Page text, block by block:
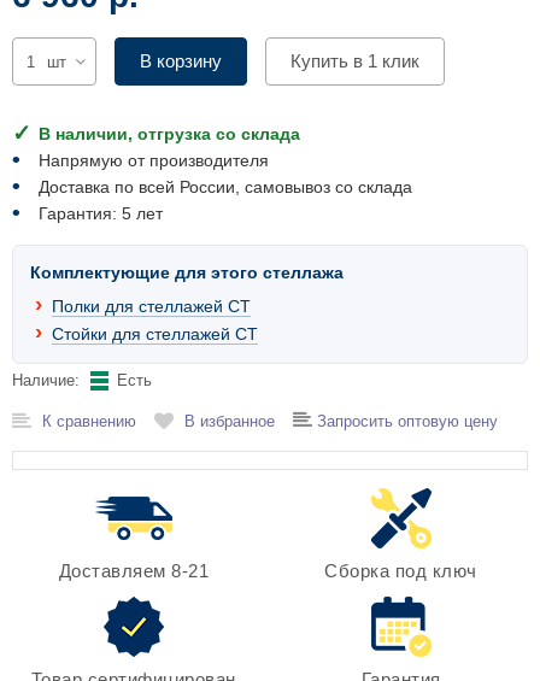
шт В корзину Купить в 1 клик
В наличии, отгрузка со склада
Напрямую от производителя
Доставка по всей России, самовывоз со склада
Гарантия: 5 лет
Комплектующие для этого стеллажа
Полки для стеллажей СТ
Стойки для стеллажей СТ
Наличие: Есть
К сравнению В избранное Запросить оптовую цену
Доставляем 8-21 Сборка под ключ
Комплектующие для шкафов